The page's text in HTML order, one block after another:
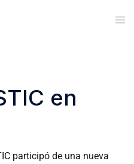
en
participó de una nueva